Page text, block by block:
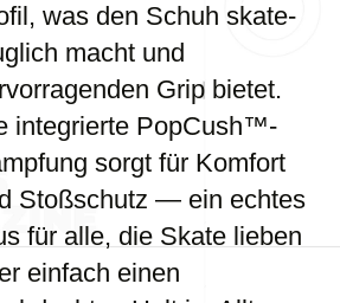
was den Schuh skate-
macht und
Grip bietet.
integrierte PopCush™-
sorgt für Komfort
Stoßschutz — ein echtes
für alle, die Skate lieben
einfach einen